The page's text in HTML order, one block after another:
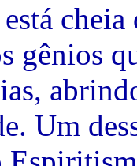
gênios
Um